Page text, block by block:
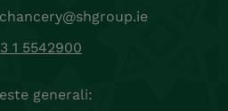
1 5542900
generali: